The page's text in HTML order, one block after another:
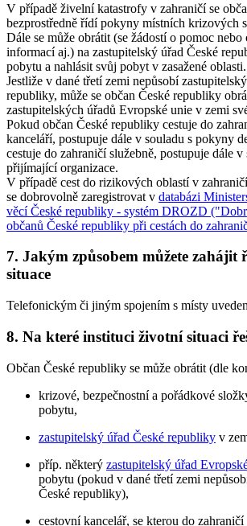
V případě živelní katastrofy v zahraničí se
bezprostředně řídí pokyny místních krizových
Dále se může obrátit (se žádostí o pomoc
informací aj.) na zastupitelský úřad České
pobytu a nahlásit svůj pobyt v zasažené oblasti.
Jestliže v dané třetí zemi nepůsobí
republiky, může se občan České republiky
zastupitelských úřadů Evropské unie v zemi
Pokud občan České republiky cestuje do
kanceláří, postupuje dále v souladu s pokyny
cestuje do zahraničí služebně, postupuje dále
přijímající organizace.
V případě cest do rizikových oblastí v
se dobrovolně zaregistrovat v databázi
věcí České republiky - systém DROZD
občanů České republiky při cestách do
7. Jakým způsobem můžete zahájit
situace
Telefonickým či jiným spojením s místy
8. Na které instituci životní situaci
Občan České republiky se může obrátit (dle
krizové, bezpečnostní a pořádkové
pobytu,
zastupitelský úřad České republiky v
příp. některý zastupitelský úřad
pobytu (pokud v dané třetí zemi
České republiky),
cestovní kancelář, se kterou do zahraničí